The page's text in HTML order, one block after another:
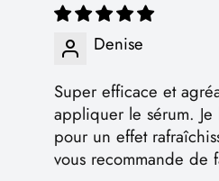
Denise
Super efficace et
appliquer le sérum.
pour un effet
vous recommande de